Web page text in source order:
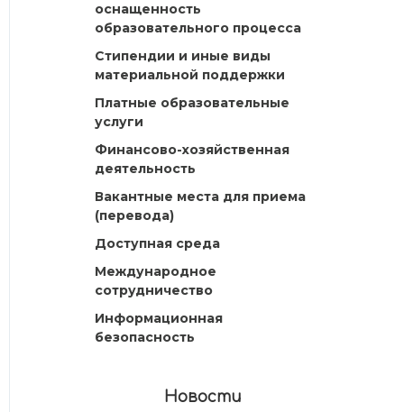
оснащенность
образовательного процесса
Стипендии и иные виды
материальной поддержки
Платные образовательные
услуги
Финансово-хозяйственная
деятельность
Вакантные места для приема
(перевода)
Доступная среда
Международное
сотрудничество
Информационная
безопасность
Новости